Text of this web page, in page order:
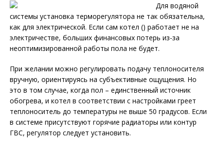
Для водяной
системы установка терморегулятора не так обязательна,
как для электрической. Если сам котел () работает не на
электричестве, больших финансовых потерь из-за
неоптимизированной работы пола не будет.
При желании можно регулировать подачу теплоносителя
вручную, ориентируясь на субъективные ощущения. Но
это в том случае, когда пол – единственный источник
обогрева, и котел в соответствии с настройками греет
теплоноситель до температуры не выше 50 градусов. Если
в системе присутствуют горячие радиаторы или контур
ГВС, регулятор следует установить.